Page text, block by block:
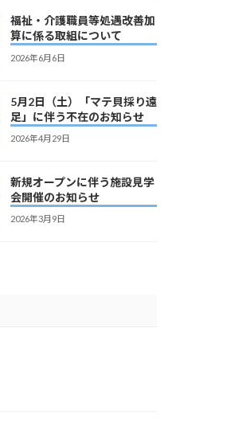
福祉・介護職員等処遇改善加
算に係る取組について
2026年6月6日
5月2日（土）「マテ貝採り遠
足」に伴う不在のお知らせ
2026年4月29日
新規オープンに伴う施設見学
会開催のお知らせ
2026年3月9日